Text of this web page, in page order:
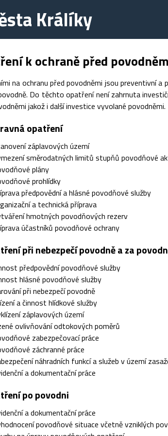
Králíky
k ochraně před
na ochranu před povodněmi jsou preventivní
Do těchto opatření není zahrnuta
jakož i další investice vyvolané povodněmi.
opatření
záplavových území
směrodatných limitů stupňů povodňové
plány
prohlídky
předpovědní a hlásné povodňové služby
a technická příprava
hmotných povodňových rezerv
účastníků povodňové ochrany
při nebezpečí povodně a za
předpovědní povodňové služby
hlásné povodňové služby
při nebezpečí povodně
a činnost hlídkové služby
záplavových území
ovlivňování odtokových poměrů
zabezpečovací práce
záchranné práce
náhradních funkcí a služeb v území
a dokumentační práce
po povodni
a dokumentační práce
povodňové situace včetně vzniklých